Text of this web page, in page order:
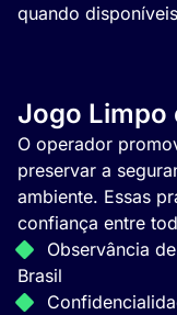
quando
Jogo Limpo
O operador
preservar a
ambiente. Essas
confiança entre
Observância
Brasil